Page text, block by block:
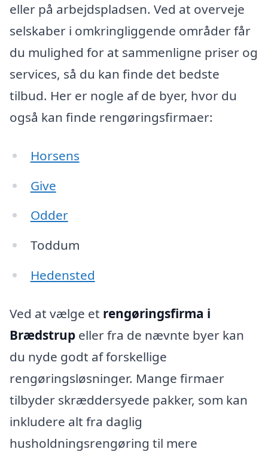
eller på arbejdspladsen. Ved at overveje
selskaber i omkringliggende områder får
du mulighed for at sammenligne priser og
services, så du kan finde det bedste
tilbud. Her er nogle af de byer, hvor du
også kan finde rengøringsfirmaer:
Horsens
Give
Odder
Toddum
Hedensted
Ved at vælge et rengøringsfirma i
Brædstrup eller fra de nævnte byer kan
du nyde godt af forskellige
rengøringsløsninger. Mange firmaer
tilbyder skræddersyede pakker, som kan
inkludere alt fra daglig
husholdningsrengøring til mere